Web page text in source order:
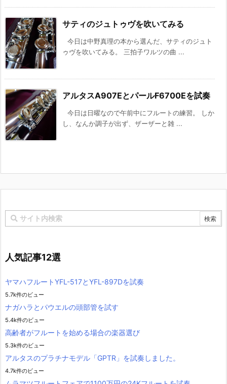
サティのジュトゥヴを吹いてみる
今日は中野真理の本から選んだ、サティのジュト
ゥヴを吹いてみる。 三拍子ワルツの曲 ...
アルタスA907EとパールF6700Eを試奏
今日は日曜なので午前中にフルートの練習。 しか
し、なんか調子が出ず、ザーザーと雑 ...
人気記事12選
ヤマハフルートYFL-517とYFL-897Dを試奏
5.7k件のビュー
ナガハラとパウエルの頭部管を試す
5.4k件のビュー
高齢者がフルートを始める場合の楽器選び
5.3k件のビュー
アルタスのプラチナモデル「GPTR」を試奏しました。
4.7k件のビュー